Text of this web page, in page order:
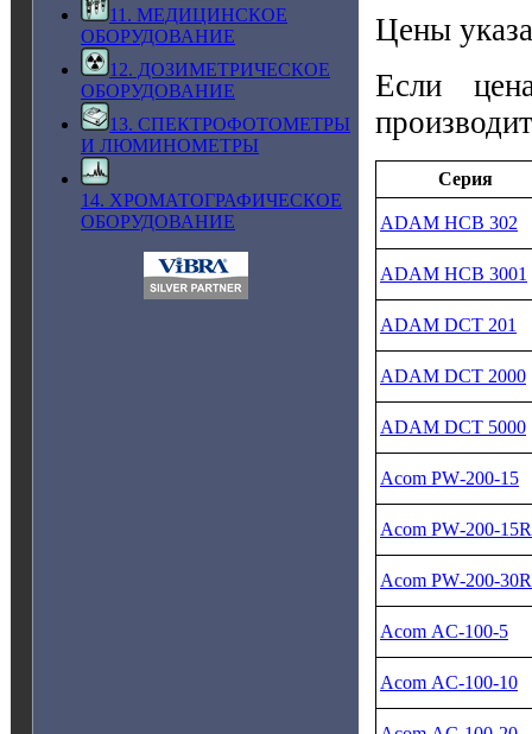
11. МЕДИЦИНСКОЕ
ОБОРУДОВАНИЕ
12. ДОЗИМЕТРИЧЕСКОЕ
ОБОРУДОВАНИЕ
13. СПЕКТРОФОТОМЕТРЫ
И ЛЮМИНОМЕТРЫ
14. ХРОМАТОГРАФИЧЕСКОЕ
ОБОРУДОВАНИЕ
Цены
Если
Серия
ADAM HCB 302
ADAM HCB 3001
ADAM DCT 201
ADAM DCT 2000
ADAM DCT 5000
Acom PW‑200‑15
Acom PW‑200‑15R
Acom PW‑200‑30R
Acom AC‑100‑5
Acom AC‑100‑10